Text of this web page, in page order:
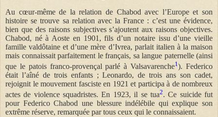
Au cœur-même de la relation de Chabod avec l’Europe et son
histoire se trouve sa relation avec la France : c’est une évidence,
bien que des raisons subjectives s’ajoutent aux raisons objectives.
Chabod, né à Aoste en 1901, fils d’un notaire issu d’une vieille
famille valdôtaine et d’une mère d’Ivrea, parlait italien à la maison
mais connaissait parfaitement le français, sa langue paternelle (ainsi
que le patois franco-provençal parlé à Valsavarenche1). Federico
était l’aîné de trois enfants ; Leonardo, de trois ans son cadet,
rejoignit le mouvement fasciste en 1921 et participa à de nombreux
actes de violence squadristes. En 1923, il se tua2. Ce suicide fut
pour Federico Chabod une blessure indélébile qui explique son
extrême réserve, remarquée par tous ceux qui le connaissaient.